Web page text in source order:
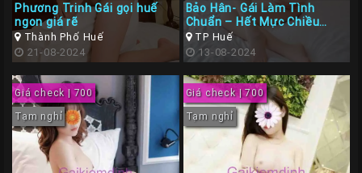
Phương Trinh Gái gọi huế
ngon giá rẽ
Thành Phố Huế
21-08-2024
Bảo Hân- Gái Làm Tình
Chuẩn – Hết Mực Chiều
Khách
TP Huế
13-08-2024
Giá check | 700
Tạm nghỉ
Giá check | 700
Tạm nghỉ